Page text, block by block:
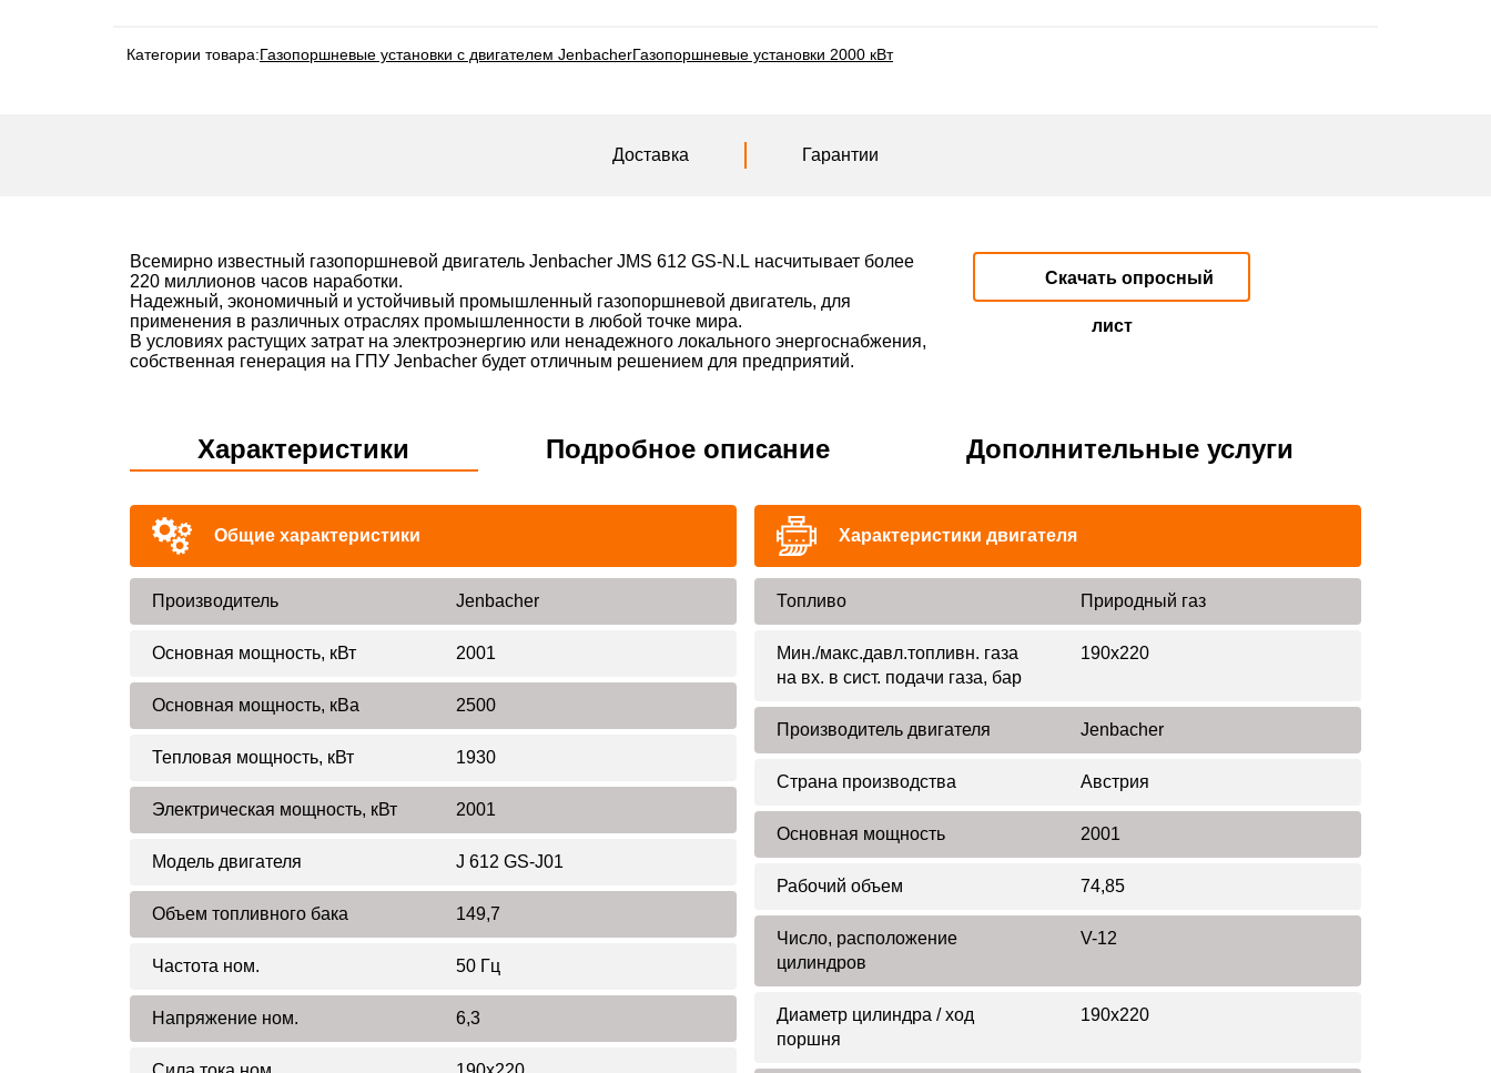
Категории товара:Газопоршневые установки с двигателем JenbacherГазопоршневые установки 2000 кВт
Доставка Гарантии
Всемирно известный газопоршневой двигатель Jenbacher JMS 612 GS-N.L насчитывает более
220 миллионов часов наработки.
Надежный, экономичный и устойчивый промышленный газопоршневой двигатель, для
применения в различных отраслях промышленности в любой точке мира.
В условиях растущих затрат на электроэнергию или ненадежного локального энергоснабжения,
собственная генерация на ГПУ Jenbacher будет отличным решением для предприятий.
Скачать опросный
лист
Характеристики
Общие характеристики
Производитель Jenbacher
Основная мощность, кВт 2001
Основная мощность, кВа 2500
Тепловая мощность, кВт 1930
Электрическая мощность, кВт 2001
Модель двигателя J 612 GS-J01
Объем топливного бака 149,7
Частота ном. 50 Гц
Напряжение ном. 6,3
Характеристики двигателя
Топливо Природный газ
Мин./макс.давл.топливн. газа
на вх. в сист. подачи газа, бар
190x220
Производитель двигателя Jenbacher
Страна производства Австрия
Основная мощность 2001
Рабочий объем 74,85
Число, расположение
цилиндров
V-12
Диаметр цилиндра / ход
поршня
190x220
Подробное описание Дополнительные услуги